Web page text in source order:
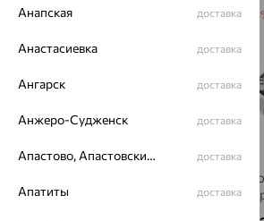
64%
серебро,
64%
серебро,
Анапская доставка
Анастасиевка доставка
Ангарск доставка
Анжеро-Судженск доставка
Апастово, Апастовский район доставка
Апатиты доставка